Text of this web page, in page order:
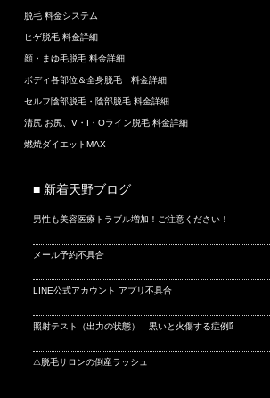
脱毛 料金システム
ヒゲ脱毛 料金詳細
顔・まゆ毛脱毛 料金詳細
ボディ各部位＆全身脱毛 料金詳細
セルフ陰部脱毛・陰部脱毛 料金詳細
清尻 お尻、V・I・Oライン脱毛 料金詳細
燃焼ダイエットMAX
■ 新着天野ブログ
男性も美容医療トラブル増加！ご注意ください！
メール予約不具合
LINE公式アカウント アプリ不具合
照射テスト（出力の状態） 黒いと火傷する症例⁉
⚠脱毛サロンの倒産ラッシュ